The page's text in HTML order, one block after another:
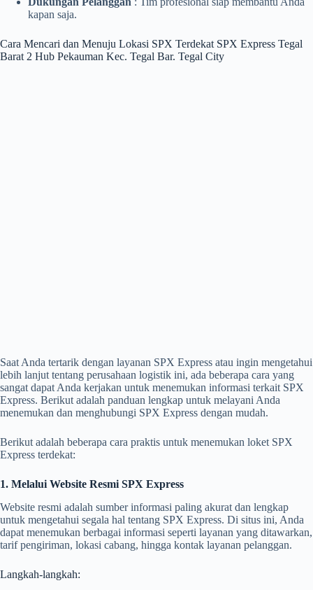
kapan saja.
Cara Mencari dan Menuju Lokasi SPX Terdekat SPX Express Tegal
Barat 2 Hub Pekauman Kec. Tegal Bar. Tegal City
Saat Anda tertarik dengan layanan SPX Express atau ingin mengetahui
lebih lanjut tentang perusahaan logistik ini, ada beberapa cara yang
sangat dapat Anda kerjakan untuk menemukan informasi terkait SPX
Express. Berikut adalah panduan lengkap untuk melayani Anda
menemukan dan menghubungi SPX Express dengan mudah.
Berikut adalah beberapa cara praktis untuk menemukan loket SPX
Express terdekat:
1. Melalui Website Resmi SPX Express
Website resmi adalah sumber informasi paling akurat dan lengkap
untuk mengetahui segala hal tentang SPX Express. Di situs ini, Anda
dapat menemukan berbagai informasi seperti layanan yang ditawarkan,
tarif pengiriman, lokasi cabang, hingga kontak layanan pelanggan.
Langkah-langkah: